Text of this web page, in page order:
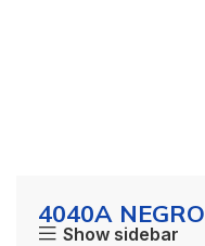
4040A NEGRO
Show sidebar